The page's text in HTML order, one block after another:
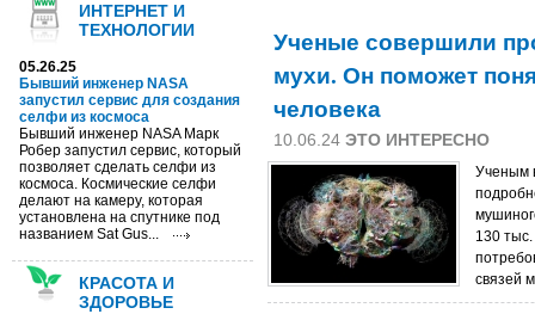
ИНТЕРНЕТ И
ТЕХНОЛОГИИ
05.26.25
Бывший инженер NASA
запустил сервис для создания
селфи из космоса
Бывший инженер NASA Марк
Робер запустил сервис, который
позволяет сделать селфи из
космоса. Космические селфи
делают на камеру, которая
установлена на спутнике под
названием Sat Gus...
КРАСОТА И
ЗДОРОВЬЕ
Ученые совершили
мухи. Он поможет
человека
10.06.24 ЭТО ИНТЕРЕСНО
Ученым
130
связей